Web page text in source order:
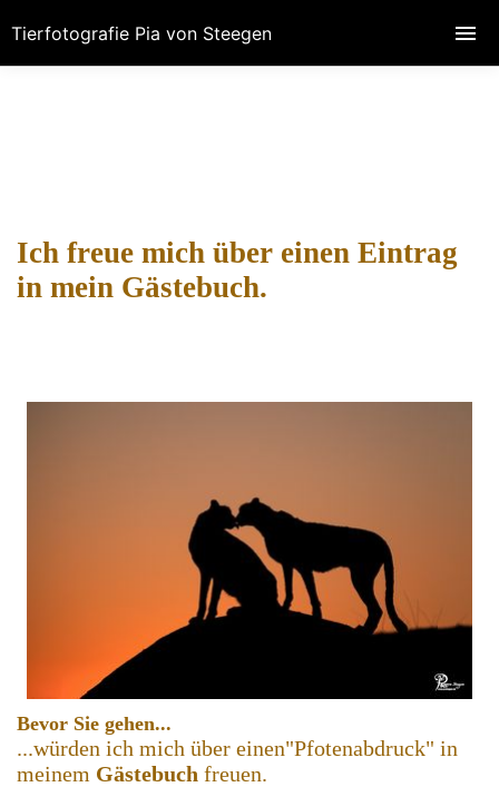
Ich freue mich über einen Eintrag
in mein Gästebuch.
Bevor Sie gehen...
...würden ich mich über einen"Pfotenabdruck" in
meinem Gästebuch freuen.
Tierfotografie Pia von Steegen